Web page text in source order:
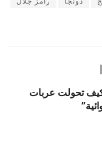
تحولت عربات